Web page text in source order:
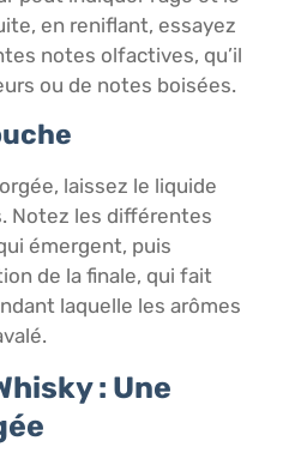
en reniflant, essayez
notes olfactives, qu’il
ou de notes boisées.
laissez le liquide
Notez les différentes
émergent, puis
de la finale, qui fait
laquelle les arômes
: Une